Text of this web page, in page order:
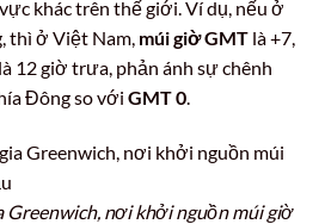
khác trên thế giới. Ví dụ, nếu ở
thì ở Việt Nam, múi giờ GMT là +7,
12 giờ trưa, phản ánh sự chênh
Đông so với GMT 0.
nơi khởi nguồn múi giờ